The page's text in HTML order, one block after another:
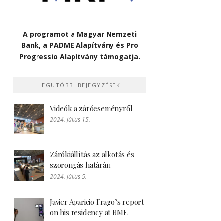
A programot a Magyar Nemzeti
Bank, a PADME Alapítvány és Pro
Progressio Alapítvány támogatja.
LEGUTÓBBI BEJEGYZÉSEK
Videók a záróeseményről
2024. július 15.
Zárókiállítás az alkotás és
szorongás határán
2024. július 5.
Javier Aparicio Frago’s report
on his residency at BME